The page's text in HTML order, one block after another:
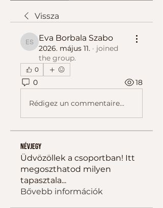
Vissza
Eva Borbala Szabo
Eva Borbala Szabo
2026. május 11. · joined
the group.
0
0 18
Rédigez un commentaire...
Névjegy
Üdvözöllek a csoportban! Itt
megoszthatod milyen
tapasztala...
Bővebb információk